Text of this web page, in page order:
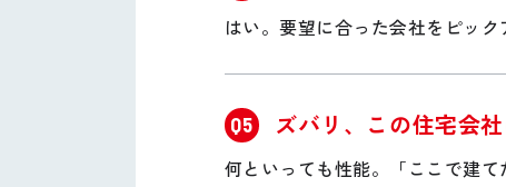
はい。要望に合った会社をピッ
Q5 ズバリ、この住宅会
何といっても性能。「ここで建